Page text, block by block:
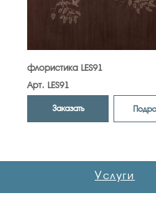
флористика LES91
Арт. LES91
Заказать
Услуги